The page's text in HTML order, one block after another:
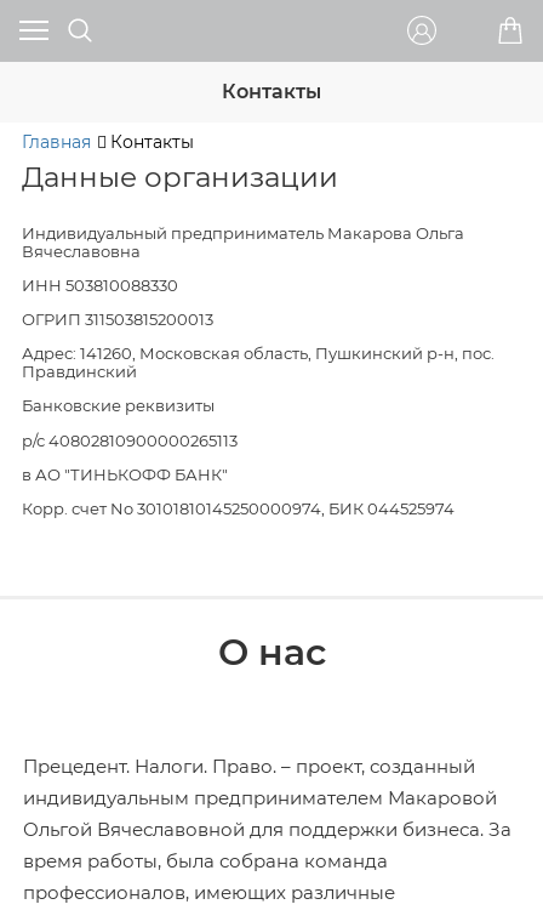
Контакты
Главная Контакты
Данные организации
Индивидуальный предприниматель Макарова Ольга
Вячеславовна
ИНН 503810088330
ОГРИП 311503815200013
Адрес: 141260, Московская область, Пушкинский р-н, пос.
Правдинский
Банковские реквизиты
р/с 40802810900000265113
в АО "ТИНЬКОФФ БАНК"
Корр. счет No 30101810145250000974, БИК 044525974
О нас
Прецедент. Налоги. Право. – проект, созданный
индивидуальным предпринимателем Макаровой
Ольгой Вячеславовной для поддержки бизнеса. За
время работы, была собрана команда
профессионалов, имеющих различные